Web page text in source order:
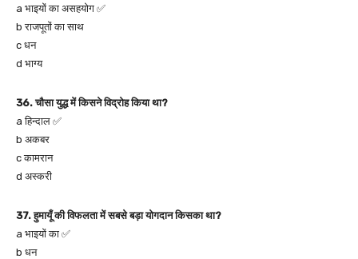
a भाइयों का असहयोग ✅
b राजपूतों का साथ
c धन
d भाग्य
36. चौसा युद्ध में किसने विद्रोह किया था?
a हिन्दाल ✅
b अकबर
c कामरान
d अस्करी
37. हुमायूँ की विफलता में सबसे बड़ा योगदान किसका था?
a भाइयों का ✅
b धन